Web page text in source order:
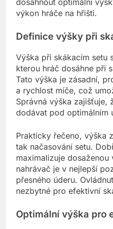
dosáhnout optimální
výkon hráče na hřišti.
Definice výšky při
Výška při skákacím setu
kterou hráč dosáhne při
Tato výška je zásadní,
a rychlost míče, což
Správná výška zajišťuje,
dodávat pod optimálním
Prakticky řečeno, výška
tak načasování setu.
maximalizuje
nahrávač je v nejlepší
přesného úderu.
nezbytné pro efektivní
Optimální výška pro